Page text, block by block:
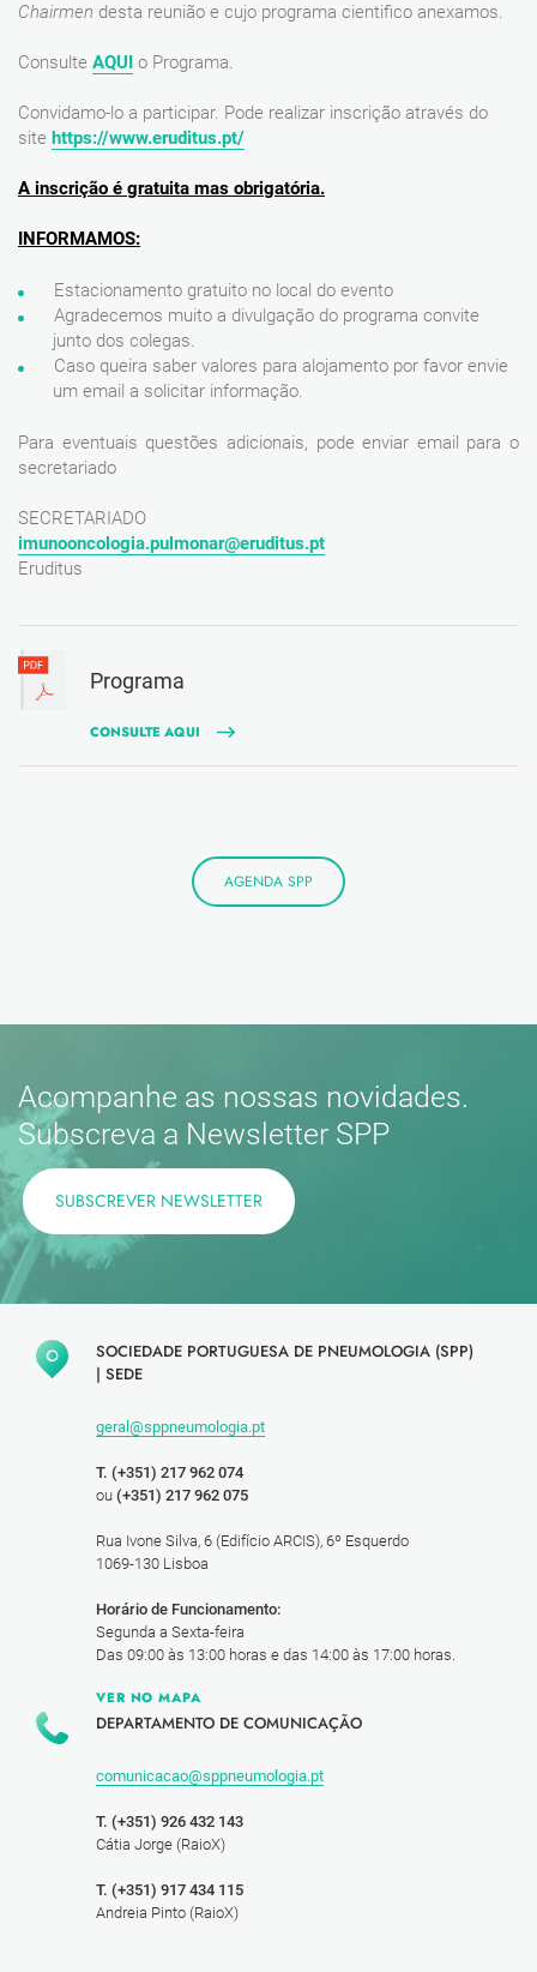
Chairmen desta reunião e cujo programa cientifico anexamos.
Consulte AQUI o Programa.
Convidamo-lo a participar. Pode realizar inscrição através do
site https://www.eruditus.pt/
A inscrição é gratuita mas obrigatória.
INFORMAMOS:
Estacionamento gratuito no local do evento
Agradecemos muito a divulgação do programa convite
junto dos colegas.
Caso queira saber valores para alojamento por favor envie
um email a solicitar informação.
Para eventuais questões adicionais, pode enviar email para o
secretariado
SECRETARIADO
imunooncologia.pulmonar@eruditus.pt
Eruditus
Programa
CONSULTE AQUI
AGENDA SPP
Acompanhe as nossas novidades.
Subscreva a Newsletter SPP
SUBSCREVER NEWSLETTER
SOCIEDADE PORTUGUESA DE PNEUMOLOGIA (SPP)
| SEDE
geral@sppneumologia.pt
T. (+351) 217 962 074
ou (+351) 217 962 075
Rua Ivone Silva, 6 (Edifício ARCIS), 6º Esquerdo
1069-130 Lisboa
Horário de Funcionamento:
Segunda a Sexta-feira
Das 09:00 às 13:00 horas e das 14:00 às 17:00 horas.
VER NO MAPA
DEPARTAMENTO DE COMUNICAÇÃO
comunicacao@sppneumologia.pt
T. (+351) 926 432 143
Cátia Jorge (RaioX)
T. (+351) 917 434 115
Andreia Pinto (RaioX)